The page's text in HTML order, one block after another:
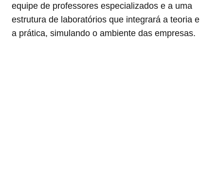
equipe de professores especializados e a uma
estrutura de laboratórios que integrará a teoria e
a prática, simulando o ambiente das empresas.